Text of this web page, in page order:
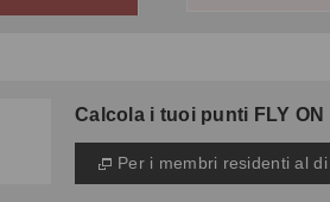
Calcola i tuoi punti FLY ON
Per i membri residenti al